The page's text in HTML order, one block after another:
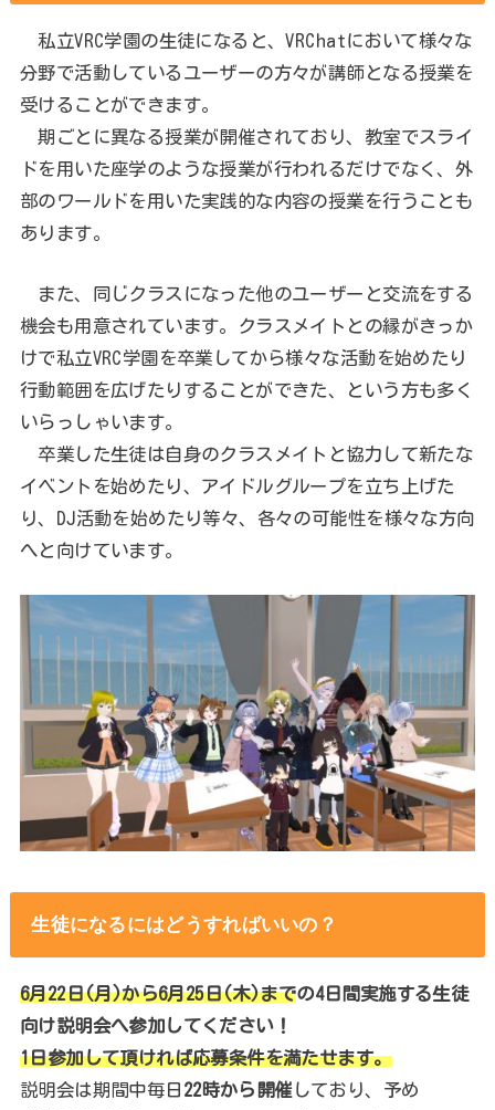
私立VRC学園の生徒になると、VRChatにおいて様々な
分野で活動しているユーザーの方々が講師となる授業を
受けることができます。
期ごとに異なる授業が開催されており、教室でスライ
ドを用いた座学のような授業が行われるだけでなく、外
部のワールドを用いた実践的な内容の授業を行うことも
あります。
また、同じクラスになった他のユーザーと交流をする
機会も用意されています。クラスメイトとの縁がきっか
けで私立VRC学園を卒業してから様々な活動を始めたり
行動範囲を広げたりすることができた、という方も多く
いらっしゃいます。
卒業した生徒は自身のクラスメイトと協力して新たな
イベントを始めたり、アイドルグループを立ち上げた
り、DJ活動を始めたり等々、各々の可能性を様々な方向
へと向けています。
生徒になるにはどうすればいいの？
6月22日(月)から6月25日(木)までの4日間実施する生徒
向け説明会へ参加してください！
1日参加して頂ければ応募条件を満たせます。
説明会は期間中毎日 22時から開催しており、予め